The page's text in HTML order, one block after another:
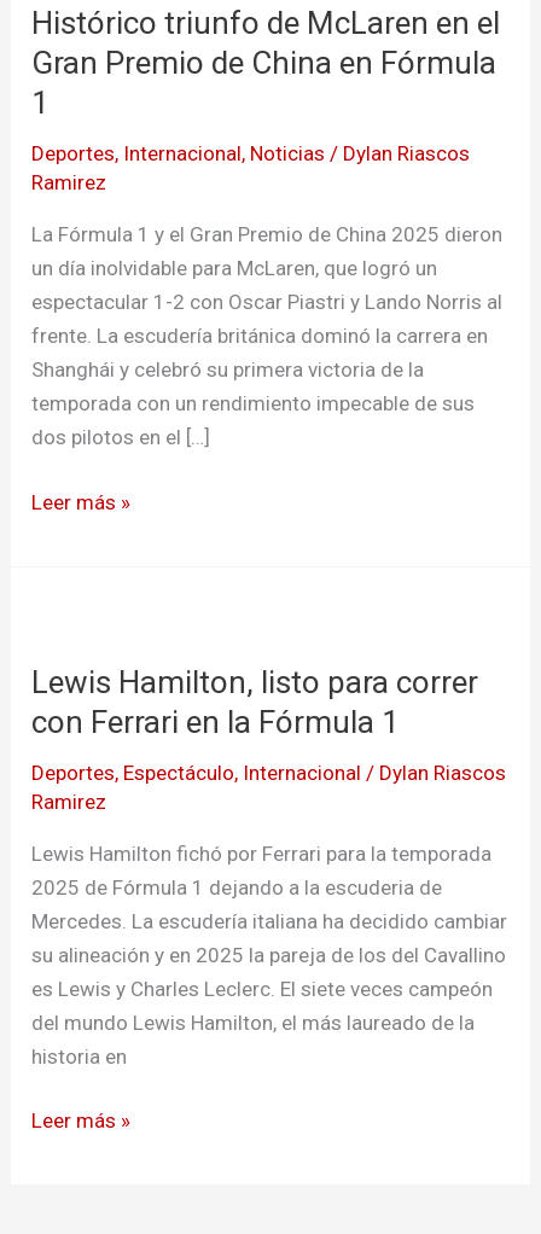
Histórico triunfo de McLaren en el
Gran Premio de China en Fórmula
1
Deportes, Internacional, Noticias / Dylan Riascos
Ramirez
La Fórmula 1 y el Gran Premio de China 2025 dieron
un día inolvidable para McLaren, que logró un
espectacular 1-2 con Oscar Piastri y Lando Norris al
frente. La escudería británica dominó la carrera en
Shanghái y celebró su primera victoria de la
temporada con un rendimiento impecable de sus
dos pilotos en el […]
de
McLaren
en
Gran
Premio
de
China
en
Fórmula
1
Leer más »
Lewis Hamilton, listo para correr
con Ferrari en la Fórmula 1
Deportes, Espectáculo, Internacional / Dylan Riascos
Ramirez
Lewis Hamilton fichó por Ferrari para la temporada
2025 de Fórmula 1 dejando a la escuderia de
Mercedes. La escudería italiana ha decidido cambiar
su alineación y en 2025 la pareja de los del Cavallino
es Lewis y Charles Leclerc. El siete veces campeón
del mundo Lewis Hamilton, el más laureado de la
historia en
listo
para
con
Ferrari
en
la
Fórmula
1
Leer más »